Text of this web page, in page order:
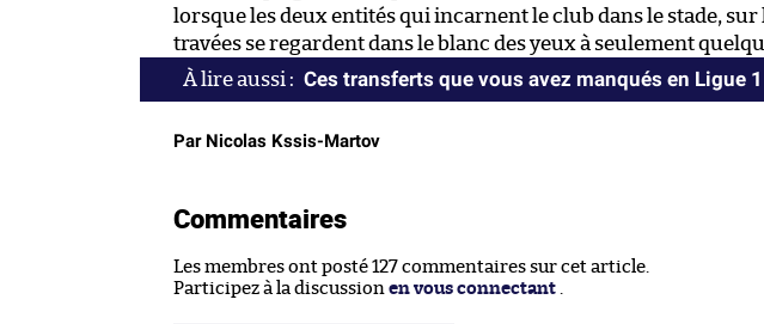
lorsque les deux entités qui incarnent le club dans le stade, sur
travées se regardent dans le blanc des yeux à seulement
Ces transferts que vous avez manqués en Ligue 1
Par Nicolas Kssis-Martov
Commentaires
Les membres ont posté 127 commentaires sur cet article.
Participez à la discussion en vous connectant